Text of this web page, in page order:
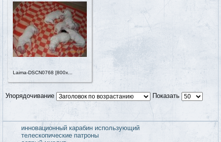
Laima-DSCN0768 [800x...
Упорядочивание Показать